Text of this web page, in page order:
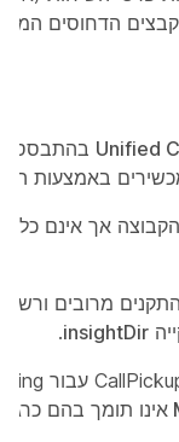
בהתבסס
באמצעות
אך אינם
מרובים
insightDir
.
אינו תומך בהם